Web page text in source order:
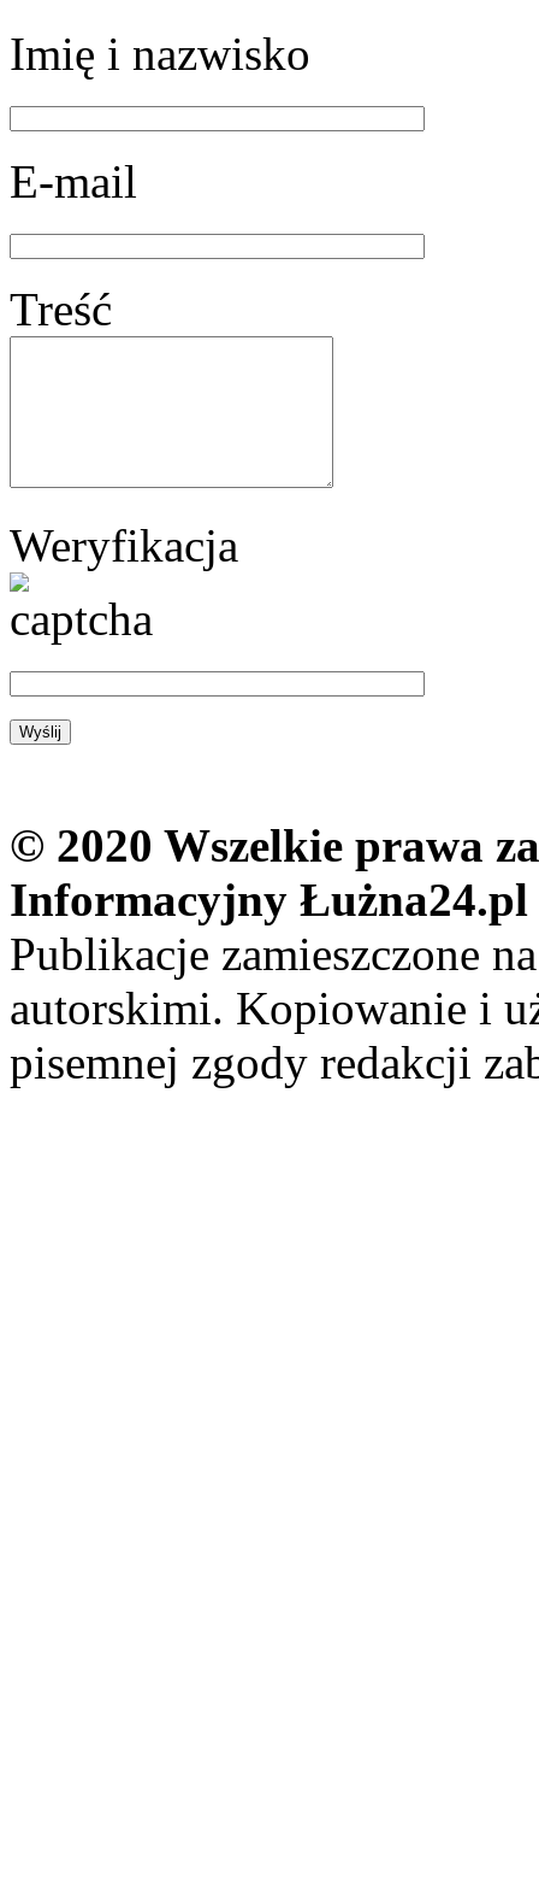
Imię i nazwisko
E-mail
Treść
Weryfikacja
© 2020 Wszelkie prawa
Informacyjny Łużna24.pl
Publikacje zamieszczone
autorskimi. Kopiowanie i
pisemnej zgody redakcji